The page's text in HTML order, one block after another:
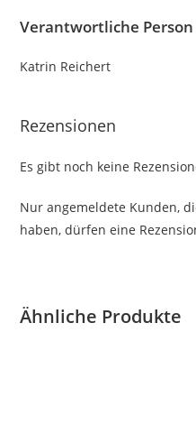
Verantwortliche Person
Katrin Reichert
Rezensionen
Es gibt noch keine
Nur angemeldete Kunden,
haben, dürfen eine
Ähnliche Produkte